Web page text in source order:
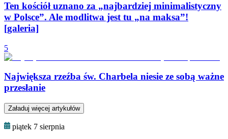
Ten kościół uznano za „najbardziej minimalistyczny
w Polsce”. Ale modlitwa jest tu „na maksa”!
[galeria]
5
Największa rzeźba św. Charbela niesie ze sobą ważne
przesłanie
Załaduj więcej artykułów
piątek 7 sierpnia